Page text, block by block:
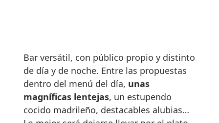
Bar versátil, con público propio y distinto
de día y de noche. Entre las propuestas
dentro del menú del día, unas
magníficas lentejas, un estupendo
cocido madrileño, destacables alubias…